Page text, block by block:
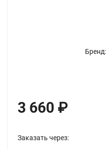
Бренд:
3 660 ₽
Заказать через: